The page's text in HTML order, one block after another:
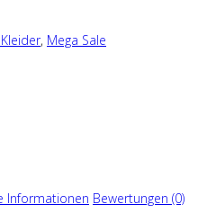
, Mega Sale
Informationen Bewertungen (0)